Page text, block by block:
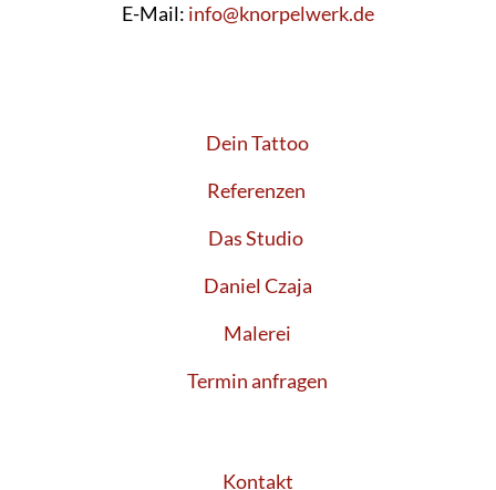
E-Mail: info@knorpelwerk.de
Dein Tattoo
Referenzen
Das Studio
Daniel Czaja
Malerei
Termin anfragen
Kontakt